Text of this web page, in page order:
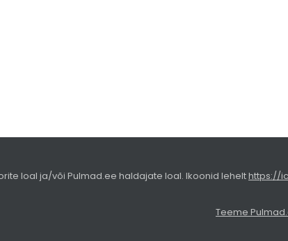
loal ja/või Pulmad.ee haldajate loal. Ikoonid lehelthttps://
Teeme